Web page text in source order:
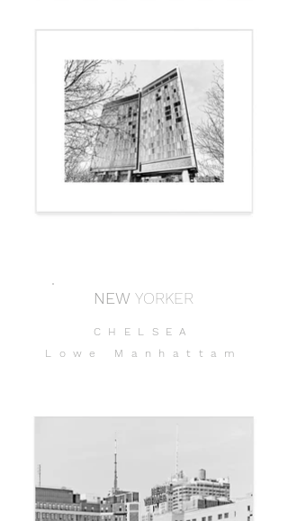
NEW YORKER
CHELSEA
Lowe Manhattam